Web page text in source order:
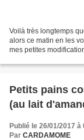
Voilà très longtemps
alors ce matin en les
mes petites
Petits pains
(au lait
Publié le 26/01/2017 à
Par CARDAMOME